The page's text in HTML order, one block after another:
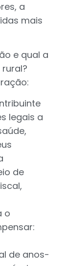
a
mais
e qual a
legais a
de
o
de anos-